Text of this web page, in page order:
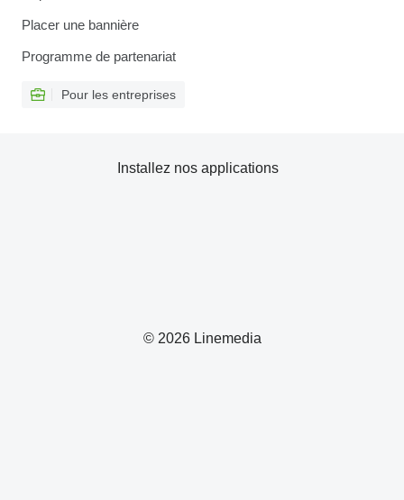
Placer une bannière
Programme de partenariat
Pour les entreprises
© 2026 Linemedia
Installez nos applications